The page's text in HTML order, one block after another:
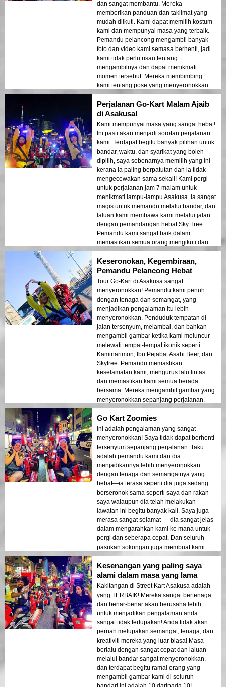
dan sangat membantu. Mereka
memberikan panduan dan taklimat yang
mudah diikuti. Kami dapat memilih kostum
kami dan mempunyai masa yang terbaik.
Pemandu pelancong mengambil banyak
foto dan video kami semasa berhenti, jadi
kami tidak perlu risau tentang
mengambilnya dan dapat menikmati
momen tersebut. Mereka membimbing
kami tentang pose yang menyeronokkan
dan memastikan kami berseronok dan
selamat.
Perjalanan Go-Kart Malam Ajaib
di Asakusa!
Kami mempunyai masa yang sangat hebat!
Ini pasti akan menjadi sorotan perjalanan
kami. Terdapat begitu banyak pilihan untuk
bandar, waktu, dan syarikat yang boleh
dipilih, saya sebenarnya memilih yang ini
kerana ia paling berpatutan dan ia tidak
mengecewakan sama sekali! Kami pergi
untuk perjalanan jam 7 malam untuk
menikmati lampu-lampu Asakusa. Ia sangat
magis untuk memandu melalui bandar, dan
laluan kami membawa kami melalui jalan
dengan pemandangan hebat Sky Tree.
Pemandu kami sangat baik dalam
memastikan semua orang mengikuti dan
dia mengambil banyak foto dan video kami
semua. Ia terasa sangat selamat jadi anda
tidak perlu risau tentang itu :) Sangat
mengesyorkan aktiviti ini, saya pasti akan
memberitahu rakan-rakan saya untuk
melakukannya jika mereka boleh. Pastikan
anda mendapatkan lesen antarabangsa
anda sebelum datang ke Jepun. Terima
kasih banyak!!!
Keseronokan, Kegembiraan,
Pemandu Pelancong Hebat
Tour Go-Kart di Asakusa sangat
menyeronokkan! Pemandu kami penuh
dengan tenaga dan semangat, yang
menjadikan pengalaman itu lebih
menyeronokkan. Penduduk tempatan di
jalan tersenyum, melambai, dan bahkan
mengambil gambar ketika kami meluncur
melewati tempat-tempat ikonik seperti
Kaminarimon, Ibu Pejabat Asahi Beer, dan
Skytree. Pemandu memastikan
keselamatan kami, mengurus lalu lintas
dan memastikan kami semua berada
bersama. Mereka mengambil gambar yang
menyeronokkan sepanjang perjalanan.
Go Kart Zoomies
Ini adalah pengalaman yang sangat
menyeronokkan! Saya tidak dapat berhenti
tersenyum sepanjang perjalanan. Taku
adalah pemandu kami dan dia
menjadikannya lebih menyeronokkan
dengan tenaga dan semangatnya yang
hebat—ia terasa seperti dia juga sedang
berseronok sama seperti saya dan rakan
saya walaupun dia telah melakukan
lawatan ini begitu banyak kali. Saya juga
merasa sangat selamat — dia sangat jelas
dalam mengarahkan kami ke mana untuk
pergi dan seberapa cepat. Dan seluruh
pasukan sokongan juga membuat kami
merasa selamat dan mereka semua
kelihatan sangat gembira untuk melakukan
ini bersama kami. Kami mendapat
pemandangan yang menakjubkan dari
Tokyo SKYTREE semasa perjalanan, dan
Taku mengambil banyak gambar lucu kami
yang akan kami hargai!
Kesenangan yang paling saya
alami dalam masa yang lama
Kakitangan di Street Kart Asakusa adalah
yang TERBAIK! Mereka sangat bertenaga
dan benar-benar akan berusaha lebih
untuk menjadikan pengalaman anda
sangat tidak terlupakan! Anda tidak akan
pernah melupakan semangat, tenaga, dan
kreativiti mereka yang luar biasa! Masa
berlalu dengan sangat cepat dan laluan
melalui bandar sangat menyeronokkan,
dan terdapat begitu ramai orang yang
mengambil gambar kami di seluruh